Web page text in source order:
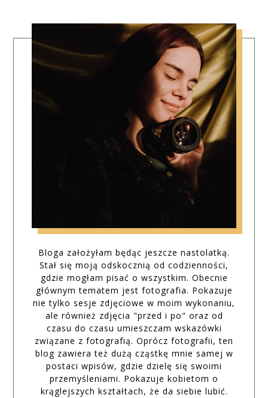
Bloga założyłam będąc jeszcze nastolatką.
Stał się moją odskocznią od codzienności,
gdzie mogłam pisać o wszystkim. Obecnie
głównym tematem jest fotografia. Pokazuje
nie tylko sesje zdjęciowe w moim wykonaniu,
ale również zdjęcia "przed i po" oraz od
czasu do czasu umieszczam wskazówki
związane z fotografią. Oprócz fotografii, ten
blog zawiera też dużą cząstkę mnie samej w
postaci wpisów, gdzie dzielę się swoimi
przemyśleniami. Pokazuje kobietom o
krąglejszych kształtach, że da siebie lubić.